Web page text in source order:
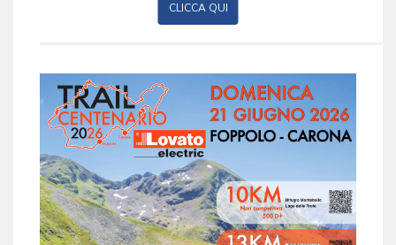
CLICCA QUI